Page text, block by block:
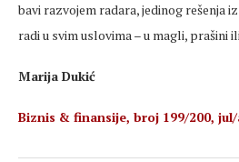
bavi razvojem radara, jedinog rešenja
radi u svim uslovima – u magli, prašini
Marija Dukić
Biznis & finansije, broj 199/200,